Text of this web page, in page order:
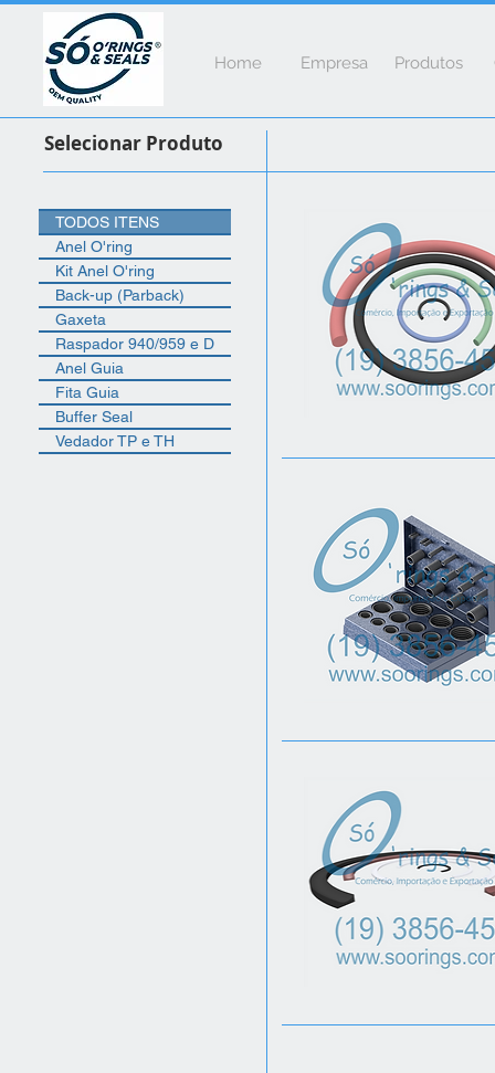
Empresa Produtos
Home
TODOS ITENS
Anel O'ring
Kit Anel O'ring
Back-up (Parback)
Gaxeta
Raspador 940/959 e D
Anel Guia
Fita Guia
Buffer Seal
Vedador TP e TH
Selecionar Produto